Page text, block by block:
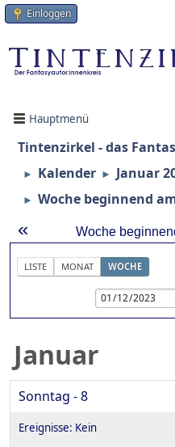
Einloggen
Hauptmenü
Tintenzirkel - das
► Kalender ► Januar
► Woche beginnend
« Woche
LISTE MONAT WOCHE
Januar
Sonntag - 8